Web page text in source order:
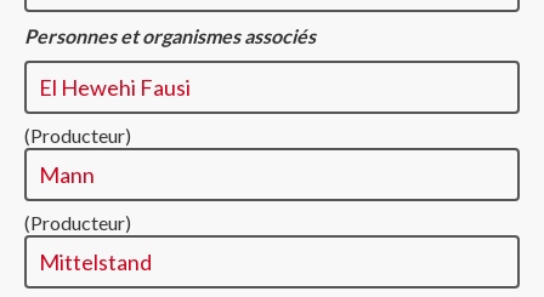
Personnes et organismes associés
El Hewehi Fausi
(Producteur)
Mann
(Producteur)
Mittelstand